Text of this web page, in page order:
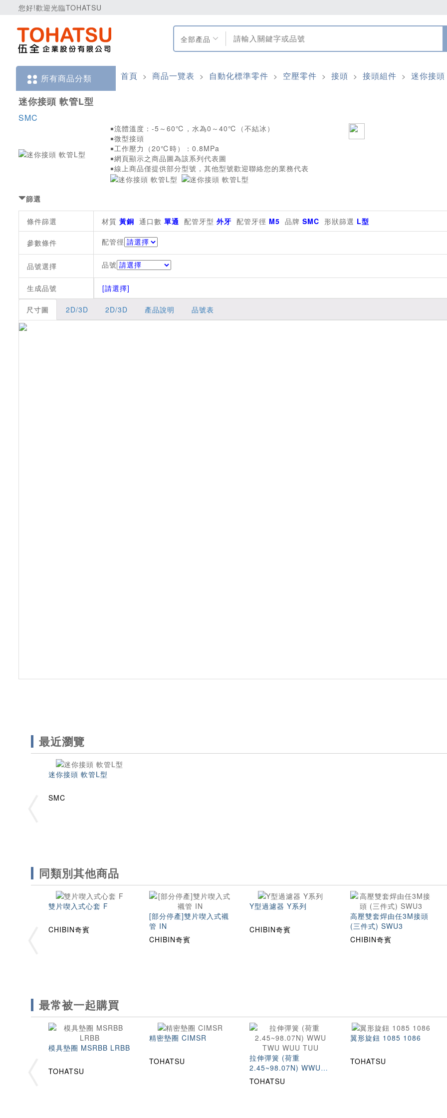
您好!歡迎光臨TOHATSU
全部產品
所有商品分類 首頁 > 商品一覽表 > 自動化標準零件 > 空壓零件 > 接頭 > 接頭組件 > 迷你接
迷你接頭 軟管L型
SMC
￭流體溫度：-5～60℃，水為0～40℃（不結冰）
￭微型接頭
￭工作壓力（20℃時）：0.8MPa
￭網頁顯示之商品圖為該系列代表圖
￭線上商品僅提供部分型號，其他型號歡迎聯絡您的業務代表
篩選
條件篩選 材質 黃銅 通口數 單通 配管牙型 外牙 配管牙徑 M5 品牌 SMC 形狀篩選 L型
參數條件 配管徑
品號選擇 品號
生成品號 [請選擇]
尺寸圖 2D/3D 2D/3D 產品說明 品號表
最近瀏覽
迷你接頭 軟管L型
SMC
同類別其他商品
雙片喫入式心套 F
CHIBIN奇賓
[部分停產]雙片喫入式襯
管 IN
CHIBIN奇賓
Y型過濾器 Y系列
CHIBIN奇賓
高壓雙套焊由任3M接頭
(三件式) SWU3
CHIBIN奇賓
最常被一起購買
模具墊圈 MSRBB LRBB
TOHATSU
精密墊圈 CIMSR
TOHATSU
拉伸彈簧 (荷重
2.45~98.07N) WWU
TWU WUU TUU
TOHATSU
翼形旋鈕 1085 1086
TOHATSU